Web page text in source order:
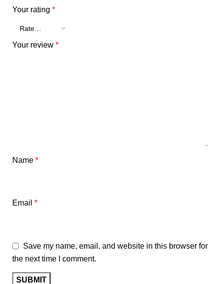
Your rating *
Your review *
Name *
Email *
Save my name, email, and website in this browser for
the next time I comment.